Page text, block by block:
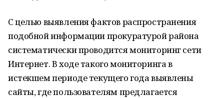
С целью выявления фактов распространения
подобной информации прокуратурой района
систематически проводится мониторинг сети
Интернет. В ходе такого мониторинга в
истекшем периоде текущего года выявлены
сайты, где пользователям предлагается